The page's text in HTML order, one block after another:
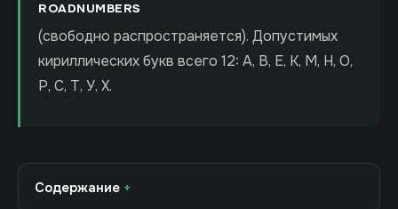
ROADNUMBERS
(свободно распространяется). Допустимых
кириллических букв всего 12: А, В, Е, К, М, Н, О,
Р, С, Т, У, Х.
Содержание